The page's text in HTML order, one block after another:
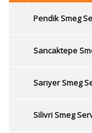
Pendik Smeg
Sancaktepe
Sarıyer Smeg
Silivri Smeg